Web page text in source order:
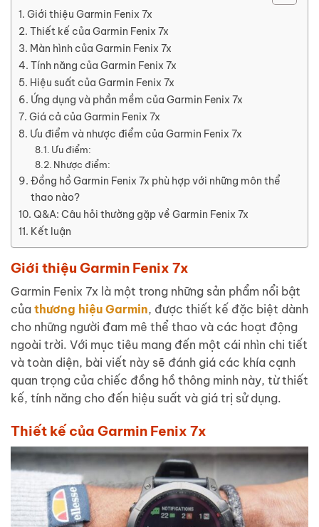
Giới thiệu Garmin Fenix 7x
Thiết kế của Garmin Fenix 7x
Màn hình của Garmin Fenix 7x
Tính năng của Garmin Fenix 7x
Hiệu suất của Garmin Fenix 7x
Ứng dụng và phần mềm của Garmin Fenix 7x
Giá cả của Garmin Fenix 7x
Ưu điểm và nhược điểm của Garmin Fenix 7x
Ưu điểm:
Nhược điểm:
Đồng hồ Garmin Fenix 7x phù hợp với những môn thể
thao nào?
Q&A: Câu hỏi thường gặp về Garmin Fenix 7x
Kết luận
Giới thiệu Garmin Fenix 7x
Garmin Fenix 7x là một trong những sản phẩm nổi bật
của thương hiệu Garmin, được thiết kế đặc biệt dành
cho những người đam mê thể thao và các hoạt động
ngoài trời. Với mục tiêu mang đến một cái nhìn chi tiết
và toàn diện, bài viết này sẽ đánh giá các khía cạnh
quan trọng của chiếc đồng hồ thông minh này, từ thiết
kế, tính năng cho đến hiệu suất và giá trị sử dụng.
Thiết kế của Garmin Fenix 7x